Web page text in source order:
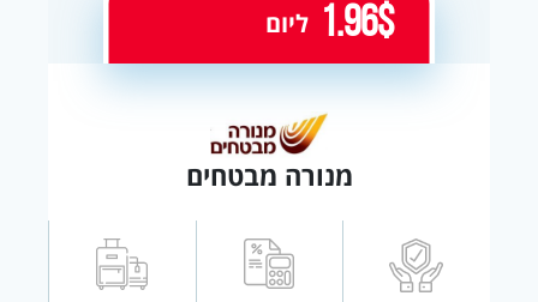
מנורה מבטחים
1.96$ ליום